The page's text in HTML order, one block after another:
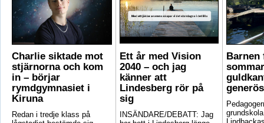
Charlie siktade mot
stjärnorna och kom
in – börjar
rymdgymnasiet i
Kiruna
Redan i tredje klass på
Ett år med Vision
2040 – och jag
känner att
Lindesberg rör på
sig
INSÄNDARE/DEBATT: Jag
Barnen